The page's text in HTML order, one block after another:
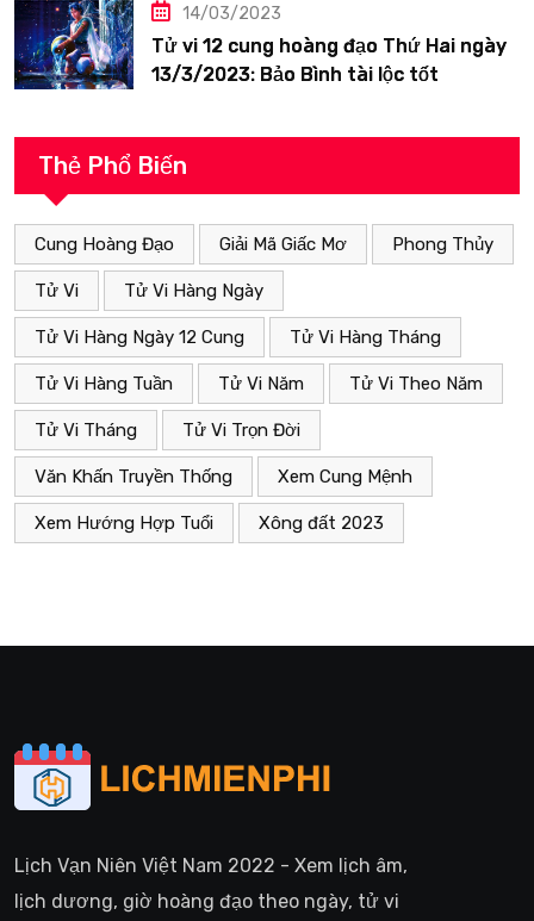
14/03/2023
Tử vi 12 cung hoàng đạo Thứ Hai ngày
13/3/2023: Bảo Bình tài lộc tốt
Thẻ Phổ Biến
Cung Hoàng Đạo Giải Mã Giấc Mơ Phong Thủy
Tử Vi Tử Vi Hàng Ngày
Tử Vi Hàng Ngày 12 Cung Tử Vi Hàng Tháng
Tử Vi Hàng Tuần Tử Vi Năm Tử Vi Theo Năm
Tử Vi Tháng Tử Vi Trọn Đời
Văn Khấn Truyền Thống Xem Cung Mệnh
Xem Hướng Hợp Tuổi Xông đất 2023
Lịch Vạn Niên Việt Nam 2022 - Xem lịch âm,
lịch dương, giờ hoàng đạo theo ngày, tử vi